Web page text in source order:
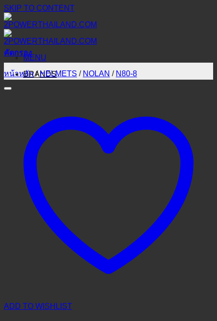
SKIP TO CONTENT
MENU
BRANDS
คัดกรอง
หน้าหลัก / HELMETS / NOLAN / N80-8
ADD TO WISHLIST